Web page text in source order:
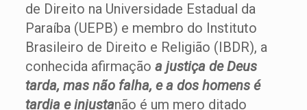
de Direito na Universidade Estadual da
Paraíba (UEPB) e membro do Instituto
Brasileiro de Direito e Religião (IBDR), a
conhecida afirmação a justiça de Deus
tarda, mas não falha, e a dos homens é
tardia e injustanão é um mero ditado